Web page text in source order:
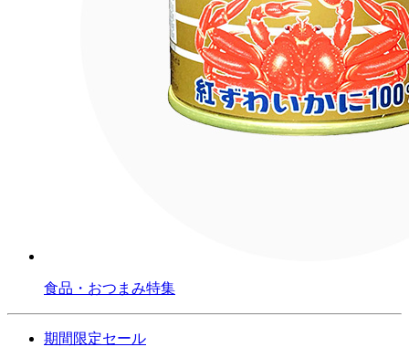
食品・おつまみ特集
期間限定セール